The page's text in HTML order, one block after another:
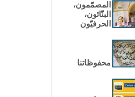
المصمّمون،
البنّائون،
الحرفيّون
محفوظاتنا